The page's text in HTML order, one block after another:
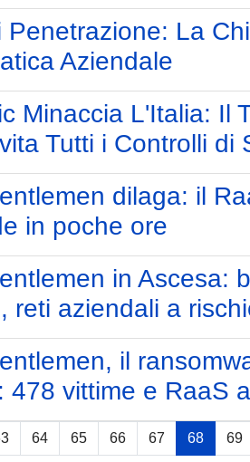
Penetrazione: La
Aziendale
Minaccia L'Italia: Il
Tutti i Controlli di
dilaga: il
in poche ore
in Ascesa:
reti aziendali a
il
478 vittime e RaaS
64 65 66 67 68 69